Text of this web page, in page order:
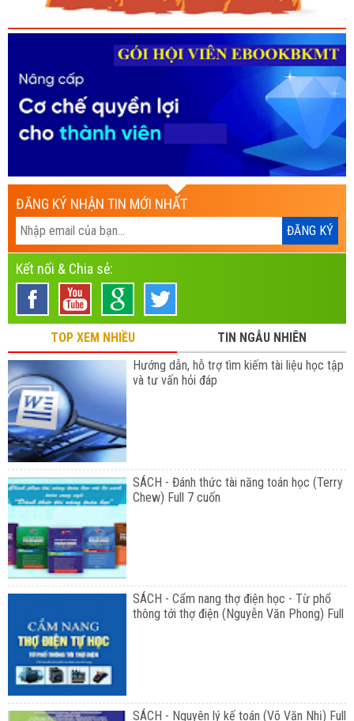
ĐĂNG KÝ NHẬN TIN MỚI NHẤT
Kết nối & Chia sẻ:
TOP XEM NHIỀU
TIN NGẪU NHIÊN
Hướng dẫn, hỗ trợ tìm kiếm tài liệu học tập
và tư vấn hỏi đáp
SÁCH - Đánh thức tài năng toán học (Terry
Chew) Full 7 cuốn
SÁCH - Cẩm nang thợ điện học - Từ phổ
thông tới thợ điện (Nguyễn Văn Phong) Full
SÁCH - Nguyên lý kế toán (Võ Văn Nhị) Full